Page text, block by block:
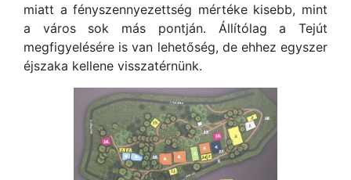
miatt a fényszennyezettség mértéke kisebb, mint
a város sok más pontján. Állítólag a Tejút
megfigyelésére is van lehetőség, de ehhez egyszer
éjszaka kellene visszatérnünk.